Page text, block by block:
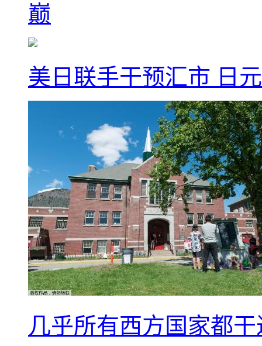
巅
美日联手干预汇市 日
几乎所有西方国家都